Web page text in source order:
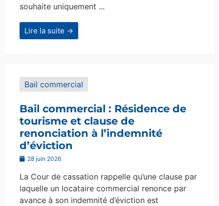
souhaite uniquement ...
Lire la suite →
Bail commercial
Bail commercial : Résidence de
tourisme et clause de
renonciation à l’indemnité
d’éviction
28 juin 2026
La Cour de cassation rappelle qu’une clause par
laquelle un locataire commercial renonce par
avance à son indemnité d’éviction est